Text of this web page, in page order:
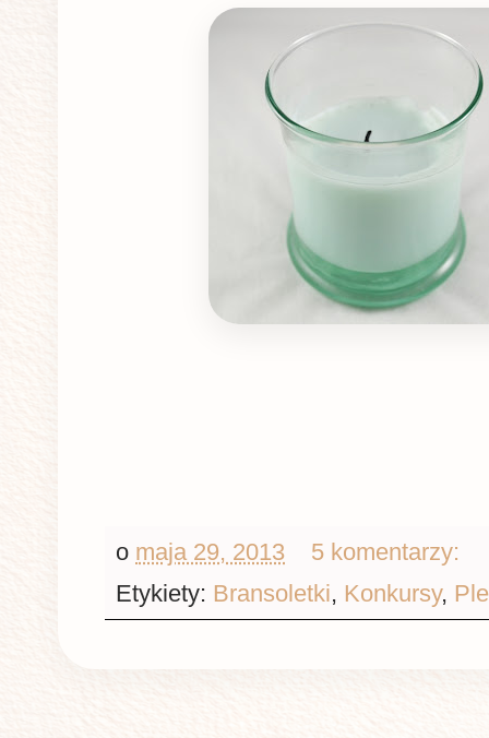
o maja 29, 2013
5 komentarzy:
Etykiety: Bransoletki, Konkursy,